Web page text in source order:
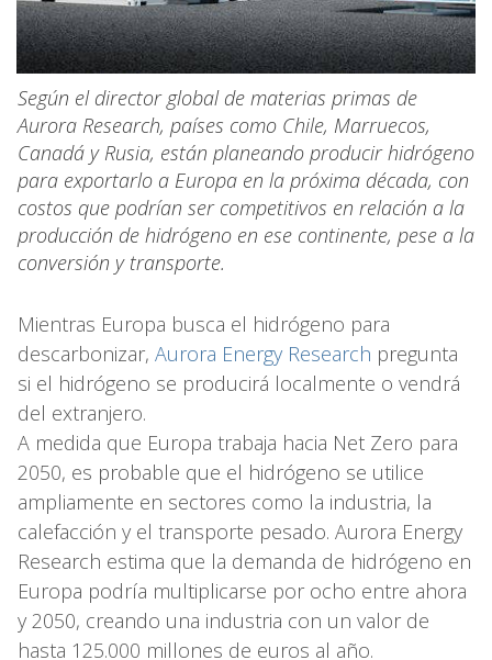
Según el director global de materias primas de
Aurora Research, países como Chile, Marruecos,
Canadá y Rusia, están planeando producir hidrógeno
para exportarlo a Europa en la próxima década, con
costos que podrían ser competitivos en relación a la
producción de hidrógeno en ese continente, pese a la
conversión y transporte.
Mientras Europa busca el hidrógeno para
descarbonizar, Aurora Energy Research pregunta
si el hidrógeno se producirá localmente o vendrá
del extranjero.
A medida que Europa trabaja hacia Net Zero para
2050, es probable que el hidrógeno se utilice
ampliamente en sectores como la industria, la
calefacción y el transporte pesado. Aurora Energy
Research estima que la demanda de hidrógeno en
Europa podría multiplicarse por ocho entre ahora
y 2050, creando una industria con un valor de
hasta 125.000 millones de euros al año.